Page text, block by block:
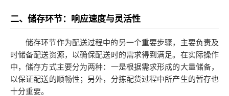
二、储存环节：响应速度与灵活性
储存环节作为配送过程中的另一个重要步骤，主要负责及
时储备配送资源，以确保配送时的需求得到满足。在实际操作
中，储存方式主要分为两种：一是根据需求形成的大量储备，
以保证配送的顺畅性；另外，分拣配货过程中所产生的暂存也
十分重要。